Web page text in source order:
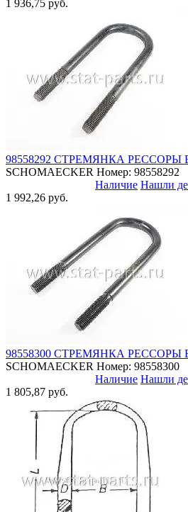
1 936,75 руб.
98558292 СТРЕМЯНКА РЕССОРЫ
SCHOMAECKER Номер: 98558292
Наличие Нашли
1 992,26 руб.
98558300 СТРЕМЯНКА РЕССОРЫ
SCHOMAECKER Номер: 98558300
Наличие Нашли
1 805,87 руб.